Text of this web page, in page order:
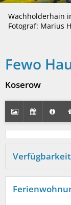
Wachholderhain
Fotograf: Marius
Fewo
Koserow